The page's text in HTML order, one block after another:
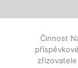
Činnost
zřizovatele